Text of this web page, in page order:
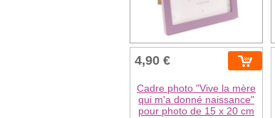
4,90 €
Cadre photo "Vive la mère
qui m'a donné naissance"
pour photo de 15 x 20 cm